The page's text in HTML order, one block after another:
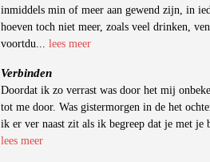
inmiddels min of meer aan gewend zijn, in
hoeven toch niet meer, zoals veel drinken,
voortdu... lees meer
Verbinden
Doordat ik zo verrast was door het mij
tot me door. Was gistermorgen in de het
ik er ver naast zit als ik begreep dat je met je
lees meer